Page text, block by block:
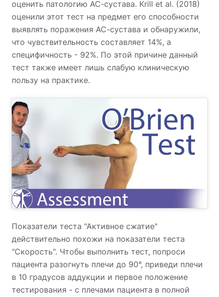
оценить патологию АС-сустава. Krill et al. (2018)
оценили этот тест на предмет его способности
выявлять поражения АС-сустава и обнаружили,
что чувствительность составляет 14%, а
специфичность - 92%. По этой причине данный
тест также имеет лишь слабую клиническую
пользу на практике.
Показатели теста "Активное сжатие"
действительно похожи на показатели теста
"Скорость". Чтобы выполнить тест, попроси
пациента разогнуть плечи до 90°, приведи плечи
в 10 градусов аддукции и первое положение
тестирования - с плечами пациента в полной